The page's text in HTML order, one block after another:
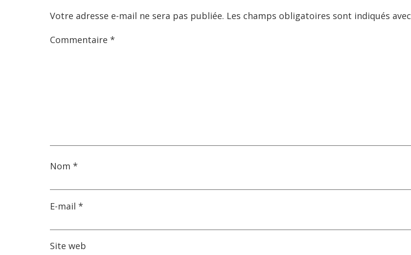
Votre adresse e-mail ne sera pas publiée. Les champs obligatoires sont indiqués avec
Commentaire *
Nom *
E-mail *
Site web